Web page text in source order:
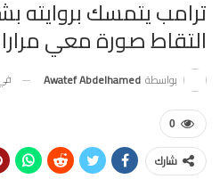
ترامب يتمسك بروايته
التقاط صورة معي مرارا
بواسطة Awatef Abdelhamed
0
شارك